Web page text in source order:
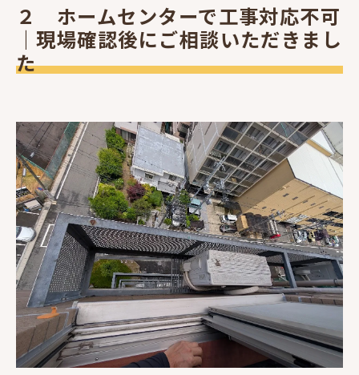
２ ホームセンターで工事対応不可
｜現場確認後にご相談いただきまし
た